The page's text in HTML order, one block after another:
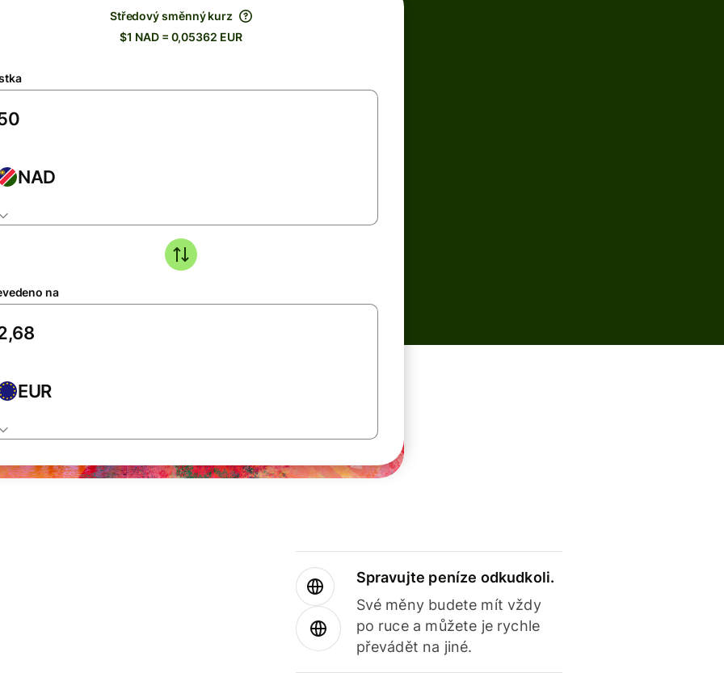
Středový směnný kurz
$1 NAD = 0,05362 EUR
NAD
na
EUR
Spravujte peníze odkudkoli.
Své měny budete mít vždy
po ruce a můžete je rychle
převádět na jiné.